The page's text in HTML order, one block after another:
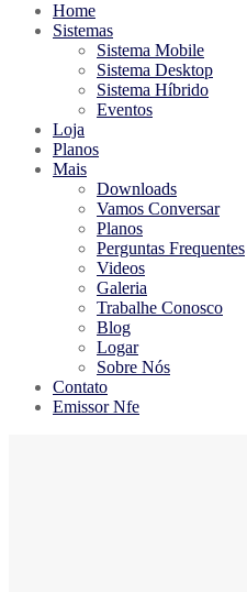
Home
Sistemas
Sistema Mobile
Sistema Desktop
Sistema Híbrido
Eventos
Loja
Planos
Mais
Downloads
Vamos Conversar
Planos
Perguntas Frequentes
Videos
Galeria
Trabalhe Conosco
Blog
Logar
Sobre Nós
Contato
Emissor Nfe